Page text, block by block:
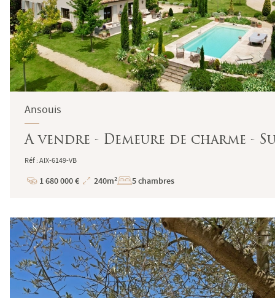
Ansouis
A vendre - Demeure de charme -
Réf : AIX-6149-VB
Prix
1 680 000 €
Superficie
240m² 5 chambres